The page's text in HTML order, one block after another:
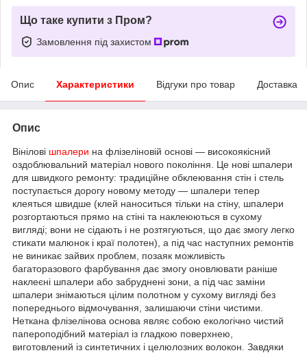
Що таке купити з Пром?
Замовлення під захистом
Опис Характеристики Відгуки про товар Доставка
Опис
Вінілові шпалери на флізеліновій основі — високоякісний
оздоблювальний матеріал нового покоління. Це нові шпалери
для швидкого ремонту: традиційне обклеювання стін і стель
поступається дорогу новому методу — шпалери тепер
клеяться швидше (клей наноситься тільки на стіну, шпалери
розгортаються прямо на стіні та наклеюються в сухому
вигляді; вони не сідають і не розтягуються, що дає змогу легко
стикати малюнок і краї полотен), а під час наступних ремонтів
не виникає зайвих проблем, позаяк можливість
багаторазового фарбування дає змогу оновлювати раніше
наклеєні шпалери або забруднені зони, а під час заміни
шпалери знімаються цілим полотном у сухому вигляді без
попереднього відмочування, залишаючи стіни чистими.
Неткана флізелінова основа являє собою екологічно чистий
папероподібний матеріал із гладкою поверхнею,
виготовлений із синтетичних і целюлозних волокон. Завдяки